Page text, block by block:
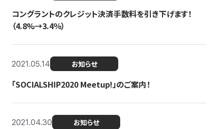
コングラントのクレジット決済手数料を引き下げます！
（4.8%→3.4％）
2021.05.14 お知らせ
「SOCIALSHIP2020 Meetup!」のご案内！
2021.04.30 お知らせ